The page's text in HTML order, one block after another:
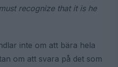
recognize that it is he
inte om att bära hela
om att svara på det som